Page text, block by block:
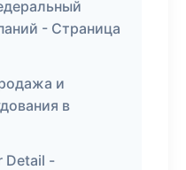
- Страница
и
в
Detail -